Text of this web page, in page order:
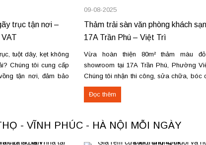
trục tận nơi –
tuột dây, kẹt không
Chúng tôi cung cấp
tận nơi, đảm bảo
bền lâu. Thay trục,
mở – đóng êm Thay
09-08-2025
Thảm trải sàn văn phòng khách
17A Trần Phú – Việt Trì
Vừa hoàn thiện 80m² thảm màu
showroom tại 17A Trần Phú, Phường
Chúng tôi nhận thi công, sửa chữa, bóc
thu mua thảm cũ trên toàn khu vực
Phú Thọ. Các loại thảm đang cung cấp
Đọc thêm
- VĨNH PHÚC - HÀ NỘI MỖI NGÀY